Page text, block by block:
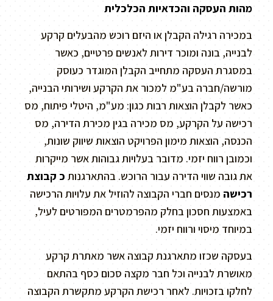
מהות העסקה והכדאיות הכלכלית
במכירה רגילה הקבלן או היזם רוכש מהבעלים קרקע
לבנייה, בונה ומוכר דירות לאנשים פרטיים, כאשר
במסגרת העסקה מתחייב הקבלן המוגדר כעוסק
מורשה/חברה בע"מ למכור את הקרקע ושירותי הבנייה,
כאשר לקבלן הוצאות רבות כגון: מע"מ, היטלי פיתוח, מס
רכישה על הקרקע, מס מכירה בגין מכירת הדירה, מס
הכנסה, הוצאות מימון הפרויקט הוצאות שיווק שונות,
וכמובן רווח יזמי. מדובר בעלויות גבוהות אשר מייקרות
את גובה שווי הדירה עבור הרוכש. בהתארגנות כ קבוצת
רכישה מנסים חברי הקבוצה להוזיל את עלויות הרכישה
באמצעות חסכון בחלק מהפרמטרים המפורטים לעיל,
במיוחד מיסוי ורווח יזמי.
בעסקה שכזו מתארגנת קבוצה אשר מאתרת קרקע
מאושרת לבנייה וכל חבר מקצה סכום כסף בהתאם
לחלקו בזכויות. לאחר רכישת הקרקע מתקשרת הקבוצה